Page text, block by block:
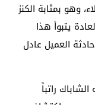
وهو بمثابة الكنز
يتبوأ هذا
العميل عادل
راتباً